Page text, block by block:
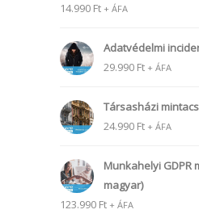
14.990 Ft + ÁFA
Adatvédelmi
29.990 Ft + ÁFA
Társasházi
24.990 Ft + ÁFA
Munkahelyi GDPR
magyar)
123.990 Ft + ÁFA